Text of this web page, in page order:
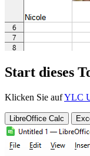
Start dieses
Klicken Sie aufYLC
LibreOffice Calc